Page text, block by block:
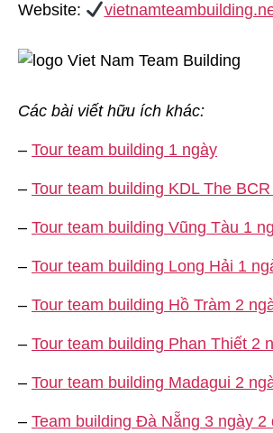
Website:
Các bài viết hữu ích khác:
– Tour team building 1 ngày
– Tour team building KDL The
– Tour team building Vũng Tàu 1
– Tour team building Long Hải 1
– Tour team building Hồ Tràm 2
– Tour team building Phan Thiết 2
– Tour team building Madagui 2
– Team building Đà Nẵng 3 ngày 2